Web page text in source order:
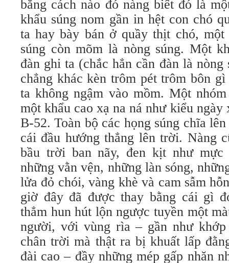
bằng cách nào đó nàng biết đó là
khẩu súng nom gần in hệt con chó
ta hay bày bán ở quầy thịt chó,
súng còn mõm là nòng súng. Một
đàn ghi ta (chắc hẳn cần đàn là
chẳng khác kèn trôm pét trôm bôn
ta không ngậm vào mồm. Một
một khẩu cao xạ na ná như kiểu ngày
B-52. Toàn bộ các họng súng chĩa
cái đầu hướng thẳng lên trời. Nàng
bầu trời ban nãy, đen kịt như mực
những vằn vện, những làn sóng,
lửa đỏ chói, vàng khè và cam sẫm
giờ đây đã được thay bằng cái gì
thẳm hun hút lộn ngược tuyền một
người, với vùng rìa – gần như
chân trời mà thật ra bị khuất lấp
đài cao – đầy những mép gấp nhăn